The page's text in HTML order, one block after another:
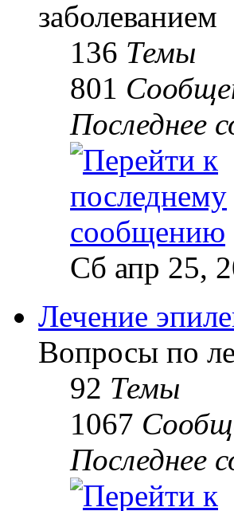
заболеванием
136 Темы
801
Последнее
Сб апр 25,
Лечение
Вопросы по
92 Темы
1067
Последнее